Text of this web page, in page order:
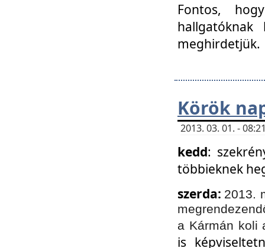
Fontos,
meghirdetjük.
Körök
2013. 03. 01. -
kedd:
többieknek
szerda: 2013.
a Kármán koli
is